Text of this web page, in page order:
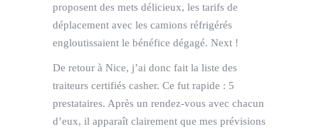
proposent des mets délicieux, les tarifs de
déplacement avec les camions réfrigérés
engloutissaient le bénéfice dégagé. Next !
De retour à Nice, j’ai donc fait la liste des
traiteurs certifiés casher. Ce fut rapide : 5
prestataires. Après un rendez-vous avec chacun
d’eux, il apparaît clairement que mes prévisions